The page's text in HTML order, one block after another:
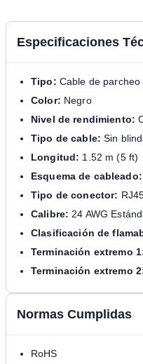
Especificaciones
Tipo: Cable de parcheo
Color: Negro
Nivel de rendimiento:
Tipo de cable: Sin
Longitud: 1.52 m (5 ft)
Esquema de cableado:
Tipo de conector:
Calibre: 24 AWG
Clasificación de
Terminación extremo
Terminación extremo
Normas Cumplidas
RoHS